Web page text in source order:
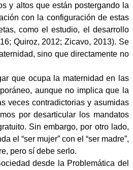
y altos que están postergando la
con la configuración de estas
como el estudio, el desarrollo
Quiroz, 2012; Zicavo, 2013). Se
sino que directamente no
que ocupa la maternidad en las
aunque no implica que la
veces contradictorias y asumidas
por desarticular los mandatos
Sin embargo, por otro lado,
el “ser mujer” con el “ser madre”,
pero sí debe serlo.
desde la Problemática del